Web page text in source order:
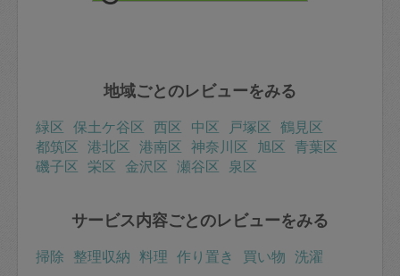
地域ごとのレビューをみる
緑区 保土ケ谷区 西区 中区 戸塚区 鶴見区
都筑区 港北区 港南区 神奈川区 旭区 青葉区
磯子区 栄区 金沢区 瀬谷区 泉区
サービス内容ごとのレビューをみる
掃除 整理収納 料理 作り置き 買い物 洗濯